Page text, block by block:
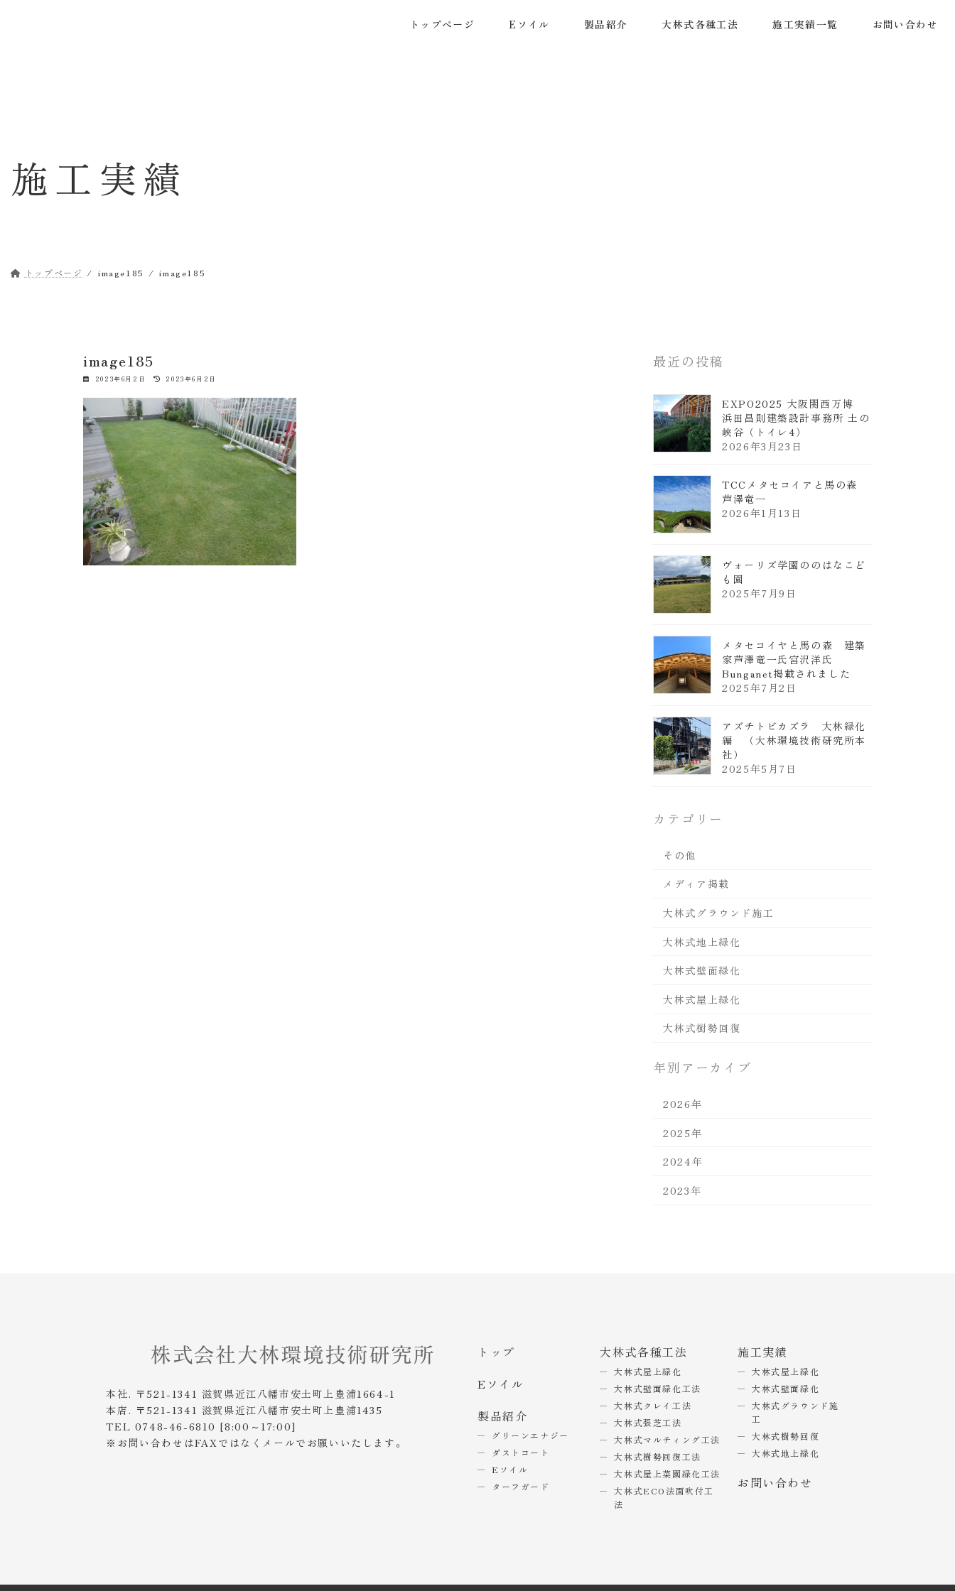
トップページ Eソイル 製品紹介 大林式各種工法 施工実績一覧 お問い合わせ
施工実績
トップページ image185 image185
image185
2023年6月2日
最
更
新
日
時
2023年6月2日
最近の投稿
EXPO2025 大阪関西万博
浜田昌則建築設計事務所 土の
峡谷（トイレ4）
2026年3月23日
TCCメタセコイアと馬の森
芦澤竜一
2026年1月13日
ヴォーリズ学園ののはなこど
も園
2025年7月9日
メタセコイヤと馬の森 建築
家芦澤竜一氏宮沢洋氏
Bunganet掲載されました
2025年7月2日
アズチトビカズラ 大林緑化
編 （大林環境技術研究所本
社）
2025年5月7日
カテゴリー
その他
メディア掲載
大林式グラウンド施工
大林式地上緑化
大林式壁面緑化
大林式屋上緑化
大林式樹勢回復
年別アーカイブ
2026年
2025年
2024年
2023年
本社. 〒521-1341 滋賀県近江八幡市安土町上豊浦1664-1
本店. 〒521-1341 滋賀県近江八幡市安土町上豊浦1435
TEL 0748-46-6810 [8:00～17:00]
※お問い合わせはFAXではなくメールでお願いいたします。
トップ
Eソイル
製品紹介
グリーンエナジー
ダストコート
Eソイル
ターフガード
大林式各種工法
大林式屋上緑化
大林式壁面緑化工法
大林式クレイ工法
大林式張芝工法
大林式マルチィング工法
大林式樹勢回復工法
大林式屋上菜園緑化工法
大林式ECO法面吹付工
法
施工実績
大林式屋上緑化
大林式壁面緑化
大林式グラウンド施
工
大林式樹勢回復
大林式地上緑化
お問い合わせ